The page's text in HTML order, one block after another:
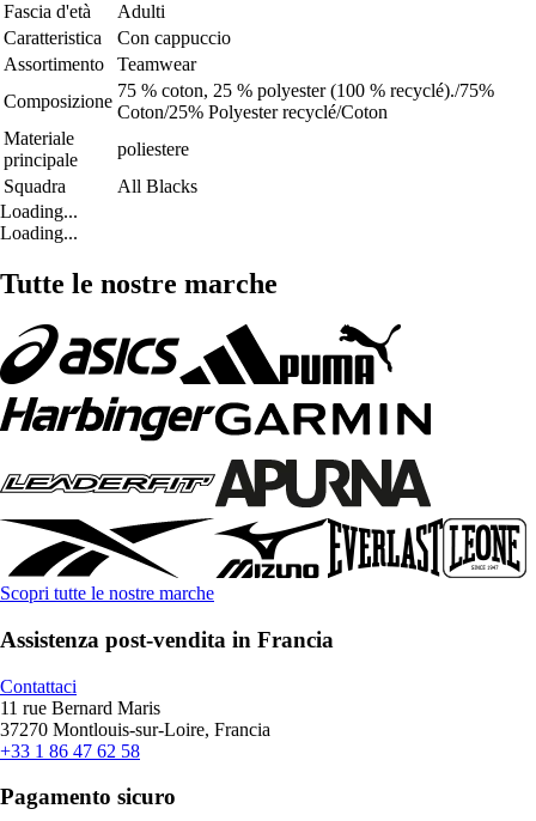
Fascia d'età
Adulti
Caratteristica
Con cappuccio
Assortimento
Teamwear
Composizione
75 % coton, 25 % polyester (100 % recyclé)./75%
Coton/25% Polyester recyclé/Coton
Materiale
principale
poliestere
Squadra
All Blacks
Loading...
Loading...
Tutte le nostre marche
Scopri tutte le nostre marche
Assistenza post-vendita in Francia
Contattaci
11 rue Bernard Maris
37270 Montlouis-sur-Loire, Francia
+33 1 86 47 62 58
Pagamento sicuro